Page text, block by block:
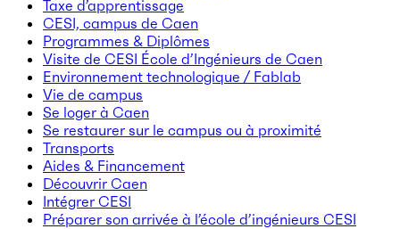
Taxe d’apprentissage
CESI, campus de Caen
Programmes & Diplômes
Visite de CESI École d’Ingénieurs de Caen
Environnement technologique / Fablab
Vie de campus
Se loger à Caen
Se restaurer sur le campus ou à proximité
Transports
Aides & Financement
Découvrir Caen
Intégrer CESI
Préparer son arrivée à l’école d’ingénieurs CESI